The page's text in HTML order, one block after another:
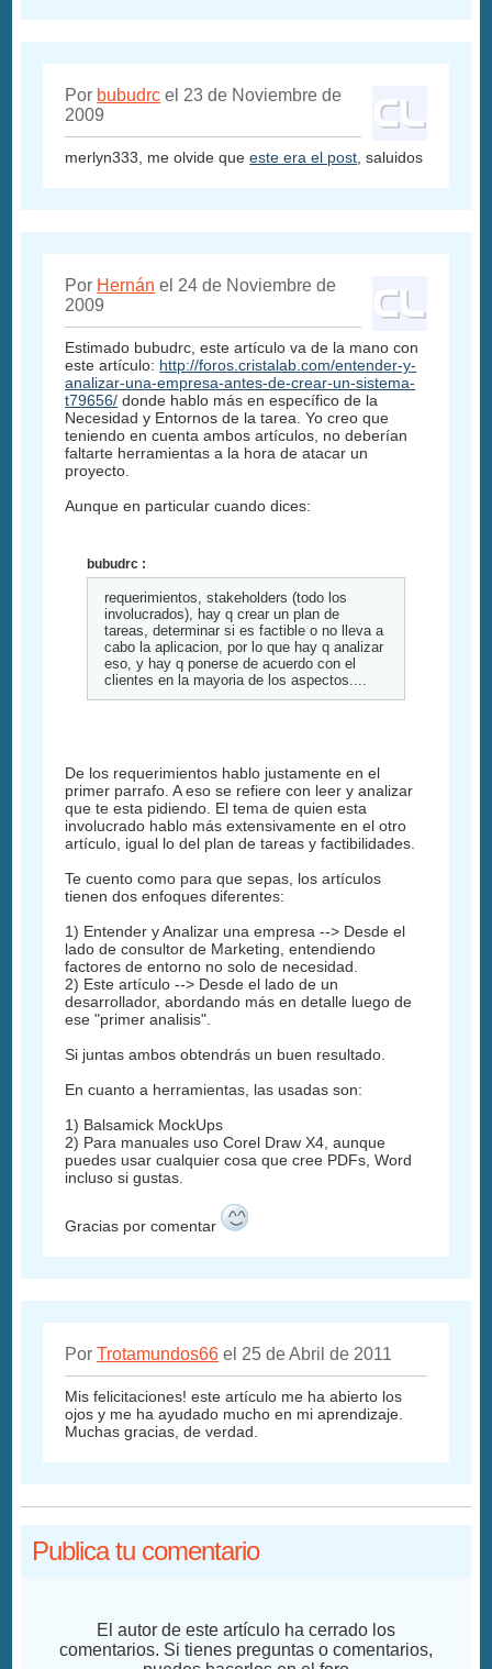
Por bubudrc el 23 de Noviembre de
2009
merlyn333, me olvide queeste era el post , saluidos
Por Hernán el 24 de Noviembre de
2009
Estimado bubudrc, este artículo va de la mano con
este artículo: http://foros.cristalab.com/entender-y-
analizar-una-empresa-antes-de-crear-un-sistema-
t79656/ donde hablo más en específico de la
Necesidad y Entornos de la tarea. Yo creo que
teniendo en cuenta ambos artículos, no deberían
faltarte herramientas a la hora de atacar un
proyecto.
Aunque en particular cuando dices:
bubudrc :
requerimientos, stakeholders (todo los
involucrados), hay q crear un plan de
tareas, determinar si es factible o no lleva a
cabo la aplicacion, por lo que hay q analizar
eso, y hay q ponerse de acuerdo con el
clientes en la mayoria de los aspectos....
De los requerimientos hablo justamente en el
primer parrafo. A eso se refiere con leer y analizar
que te esta pidiendo. El tema de quien esta
involucrado hablo más extensivamente en el otro
artículo, igual lo del plan de tareas y factibilidades.
Te cuento como para que sepas, los artículos
tienen dos enfoques diferentes:
1) Entender y Analizar una empresa --> Desde el
lado de consultor de Marketing, entendiendo
factores de entorno no solo de necesidad.
2) Este artículo --> Desde el lado de un
desarrollador, abordando más en detalle luego de
ese "primer analisis".
Si juntas ambos obtendrás un buen resultado.
En cuanto a herramientas, las usadas son:
1) Balsamick MockUps
2) Para manuales uso Corel Draw X4, aunque
puedes usar cualquier cosa que cree PDFs, Word
incluso si gustas.
Gracias por comentar
PorTrotamundos66 el 25 de Abril de 2011
Mis felicitaciones! este artículo me ha abierto los
ojos y me ha ayudado mucho en mi aprendizaje.
Muchas gracias, de verdad.
Publica tu comentario
El autor de este artículo ha cerrado los
comentarios. Si tienes preguntas o comentarios,